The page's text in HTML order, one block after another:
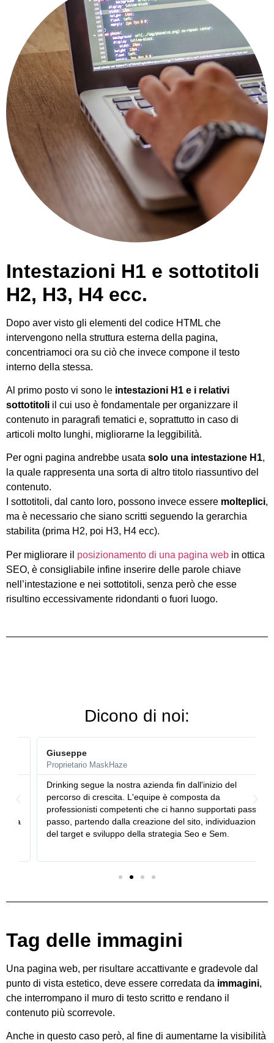
Intestazioni H1 e sottotitoli
H2, H3, H4 ecc.
Dopo aver visto gli elementi del codice HTML che
intervengono nella struttura esterna della pagina,
concentriamoci ora su ciò che invece compone il testo
interno della stessa.
Al primo posto vi sono le intestazioni H1 e i relativi
sottotitoli il cui uso è fondamentale per organizzare il
contenuto in paragrafi tematici e, soprattutto in caso di
articoli molto lunghi, migliorarne la leggibilità.
Per ogni pagina andrebbe usata solo una intestazione H1,
la quale rappresenta una sorta di altro titolo riassuntivo del
contenuto.
I sottotitoli, dal canto loro, possono invece essere molteplici,
ma è necessario che siano scritti seguendo la gerarchia
stabilita (prima H2, poi H3, H4 ecc).
Per migliorare il posizionamento di una pagina web in ottica
SEO, è consigliabile infine inserire delle parole chiave
nell’intestazione e nei sottotitoli, senza però che esse
risultino eccessivamente ridondanti o fuori luogo.
Dicono di noi:
Giuseppe
Proprietario MaskHaze
Drinking segue la nostra azienda fin dall'inizio del
percorso di crescita. L'equipe è composta da
professionisti competenti che ci hanno supportati passo
passo, partendo dalla creazione del sito, individuazione
del target e sviluppo della strategia Seo e Sem.
Tag delle immagini
Una pagina web, per risultare accattivante e gradevole dal
punto di vista estetico, deve essere corredata da immagini,
che interrompano il muro di testo scritto e rendano il
contenuto più scorrevole.
Anche in questo caso però, al fine di aumentarne la visibilità